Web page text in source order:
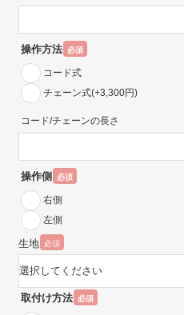
操作方法 必須
コード式
チェーン式(+3,300円)
コード/チェーンの長さ
操作側 必須
右側
左側
生地 必須
取付け方法 必須